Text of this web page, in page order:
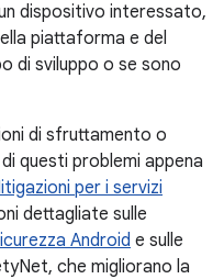
dispositivo interessato,
piattaforma e del
di sviluppo o se sono
di sfruttamento o
questi problemi appena
per i servizi
dettagliate sulle
Android e sulle
che migliorano la